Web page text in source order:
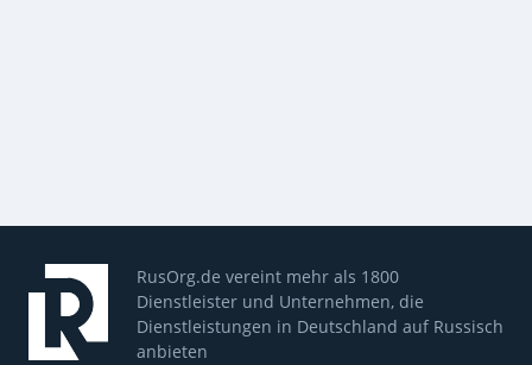
RusOrg.de vereint mehr als 1800
Dienstleister und Unternehmen, die
Dienstleistungen in Deutschland auf Russisch
anbieten